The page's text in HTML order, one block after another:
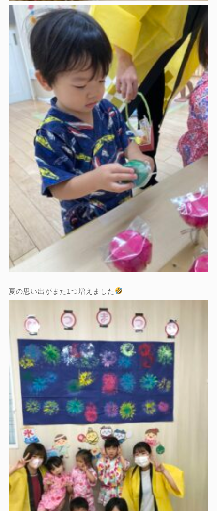
夏の思い出がまた1つ増えました